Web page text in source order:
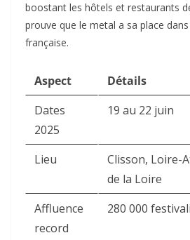
boostant les hôtels et restaurants
prouve que le metal a sa place
française.​
Aspect
Détails
Dates
2025
19 au 22 juin
Lieu
Clisson, Loire-
de la Loire
Affluence
record
280 000